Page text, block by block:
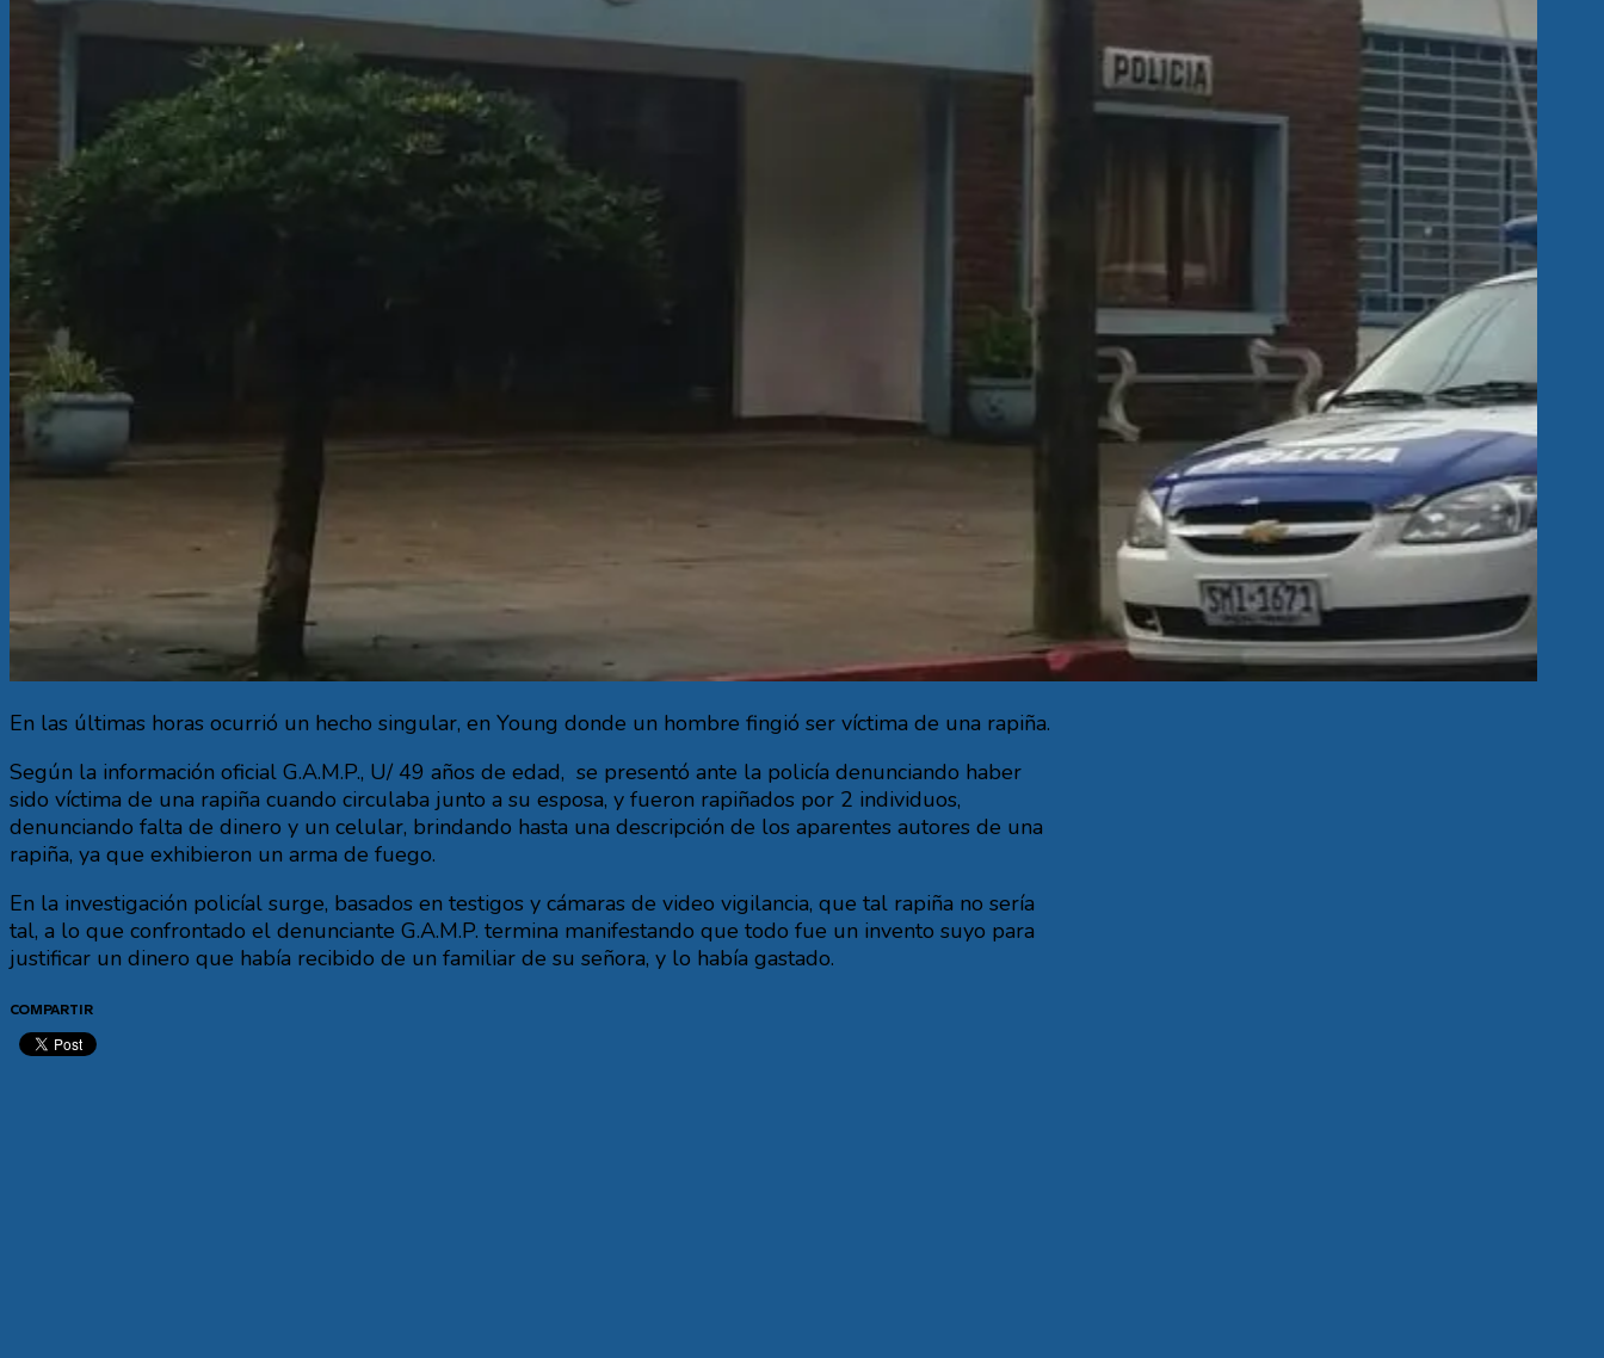
En las últimas horas ocurrió un hecho singular, en Young donde un hombre fingió ser víctima de una rapiña.
Según la información oficial G.A.M.P., U/ 49 años de edad, se presentó ante la policía denunciando haber
sido víctima de una rapiña cuando circulaba junto a su esposa, y fueron rapiñados por 2 individuos,
denunciando falta de dinero y un celular, brindando hasta una descripción de los aparentes autores de una
rapiña, ya que exhibieron un arma de fuego.
En la investigación policíal surge, basados en testigos y cámaras de video vigilancia, que tal rapiña no sería
tal, a lo que confrontado el denunciante G.A.M.P. termina manifestando que todo fue un invento suyo para
justificar un dinero que había recibido de un familiar de su señora, y lo había gastado.
COMPARTIR